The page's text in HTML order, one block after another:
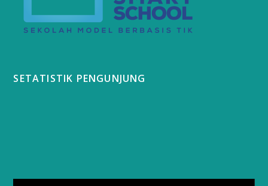
SETATISTIK PENGUNJUNG